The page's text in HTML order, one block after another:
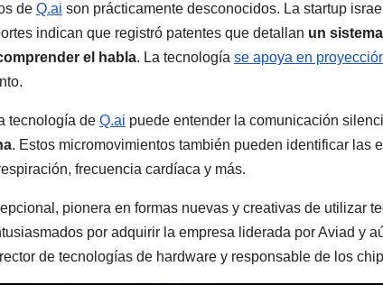
de Q.ai son prácticamente desconocidos. La startup
indican que registró patentes que detallan un
el habla. La tecnología se apoya en
tecnología de Q.ai puede entender la comunicación
. Estos micromovimientos también pueden identificar las
frecuencia cardíaca y más.
pionera en formas nuevas y creativas de utilizar
por adquirir la empresa liderada por Aviad y
de tecnologías de hardware y responsable de los